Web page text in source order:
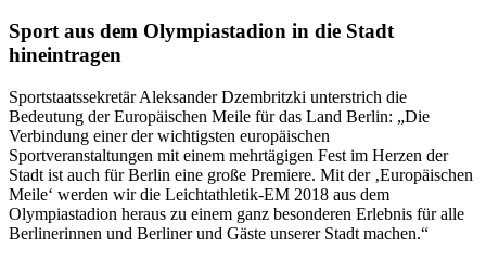
Sport aus dem Olympiastadion in die Stadt
hineintragen
Sportstaatssekretär Aleksander Dzembritzki unterstrich die
Bedeutung der Europäischen Meile für das Land Berlin: „Die
Verbindung einer der wichtigsten europäischen
Sportveranstaltungen mit einem mehrtägigen Fest im Herzen der
Stadt ist auch für Berlin eine große Premiere. Mit der ‚Europäischen
Meile‘ werden wir die Leichtathletik-EM 2018 aus dem
Olympiastadion heraus zu einem ganz besonderen Erlebnis für alle
Berlinerinnen und Berliner und Gäste unserer Stadt machen.“